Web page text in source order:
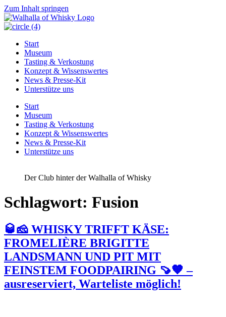
Zum Inhalt springen
Start
Museum
Tasting & Verkostung
Konzept & Wissenswertes
News & Presse-Kit
Unterstütze uns
Start
Museum
Tasting & Verkostung
Konzept & Wissenswertes
News & Presse-Kit
Unterstütze uns
Der Club hinter der Walhalla of Whisky
Schlagwort: Fusion
🥃🧀 WHISKY TRIFFT KÄSE:
FROMELIÈRE BRIGITTE
LANDSMANN UND PIT MIT
FEINSTEM FOODPAIRING 🍠🧡 –
ausreserviert, Warteliste möglich!